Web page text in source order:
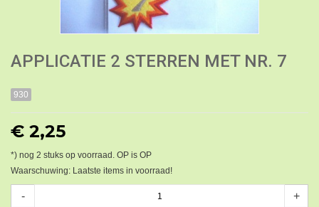
APPLICATIE 2 STERREN MET NR. 7
930
€ 2,25
*) nog 2 stuks op voorraad. OP is OP
Waarschuwing: Laatste items in voorraad!
- +